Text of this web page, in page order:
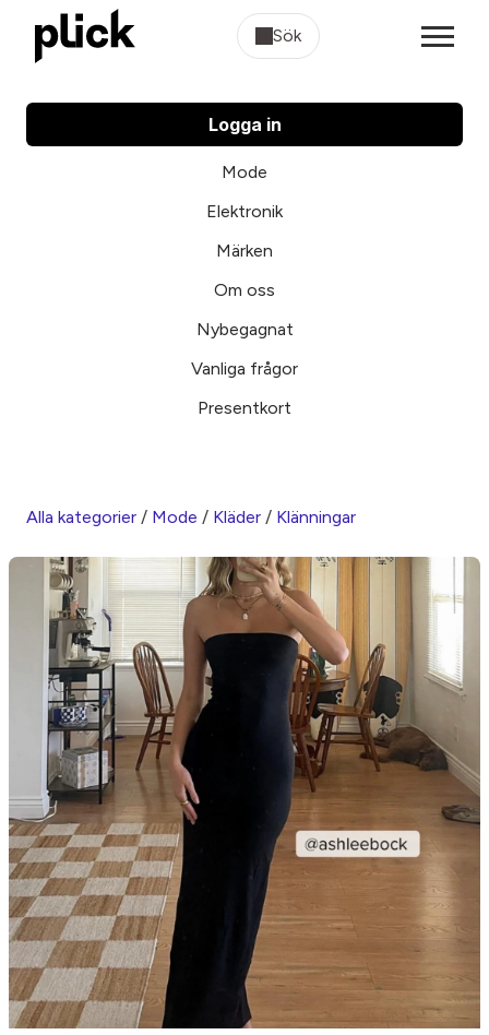
Sök
Logga in
Mode
Elektronik
Märken
Om oss
Nybegagnat
Vanliga frågor
Presentkort
Alla kategorier / Mode / Kläder / Klänningar